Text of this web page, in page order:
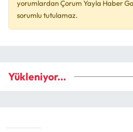
yorumlardan Çorum Yayla Haber
sorumlu tutulamaz.
Yükleniyor...